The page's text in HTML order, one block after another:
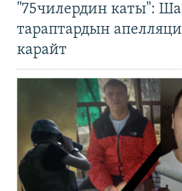
"75чилердин каты":
тараптардын
карайт